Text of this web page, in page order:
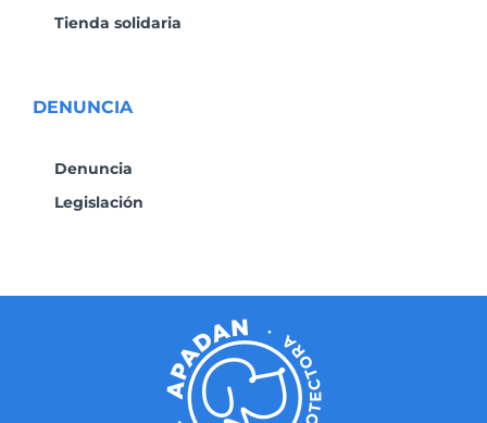
Tienda solidaria
DENUNCIA
Denuncia
Legislación